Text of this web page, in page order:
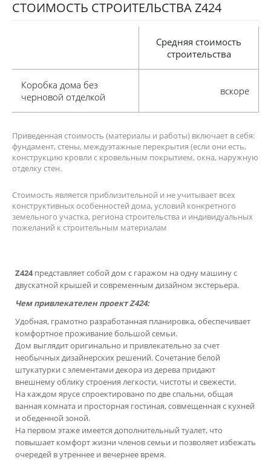
СТОИМОСТЬ СТРОИТЕЛЬСТВА Z424
Средняя стоимость
строительства
коробка дома без
черновой отделкой
вскоре
Приведенная стоимость (материалы и работы) включает в себя:
фундамент, стены, междуэтажные перекрытия (если они есть,
конструкцию кровли с кровельным покрытием, окна, наружную
отделку стен.
Стоимость является приблизительной и не учитывает всех
конструктивных особенностей дома, условий конкретного
земельного участка, региона строительства и индивидуальных
пожеланий к строительным материалам
Z424представляет собой дом с гаражом на одну машину с
двускатной крышей и современным дизайном экстерьера.
Чем привлекателен проект Z424:
Удобная, грамотно разработанная планировка, обеспечивает
комфортное проживание большой семьи.
Дом выглядит оригинально и привлекательно за счет
необычных дизайнерских решений. Сочетание белой
штукатурки с элементами декора из дерева придают
внешнему облику строения легкости, чистоты и свежести.
На каждом ярусе спроектировано по две спальни, общая
ванная комната и просторная гостиная, совмещенная с кухней
и обеденной зоной.
На первом этаже имеется дополнительный туалет, что
повышает комфорт жизни членов семьи и позволяет избежать
очередей в утреннее и вечернее время.